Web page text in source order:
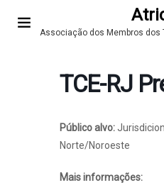
Associação dos Membros dos
TCE-RJ
Público alvo:
Norte/Noroeste
Mais informações: